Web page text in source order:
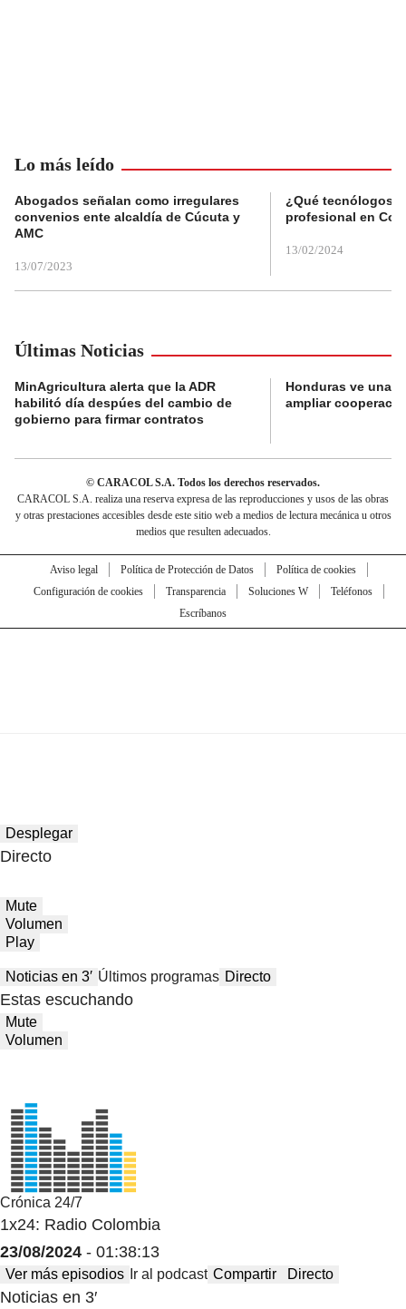
Lo más leído
Abogados señalan como irregulares
convenios ente alcaldía de Cúcuta y
AMC
13/07/2023
¿Qué tecnólogos
profesional en
13/02/2024
Últimas Noticias
MinAgricultura alerta que la ADR
habilitó día despúes del cambio de
gobierno para firmar contratos
Honduras ve una
ampliar
© CARACOL S.A. Todos los derechos reservados.
CARACOL S.A. realiza una reserva expresa de las reproducciones y usos de las obras
y otras prestaciones accesibles desde este sitio web a medios de lectura mecánica u otros
medios que resulten adecuados.
Aviso legal Política de Protección de Datos
Política de cookies
Configuración de cookies
Transparencia Soluciones W
Teléfonos
Escríbanos
Desplegar
Directo
Mute
Volumen
Play
Noticias en 3′ Últimos programas Directo
Estas escuchando
Mute
Volumen
Crónica 24/7
1x24: Radio Colombia
23/08/2024 - 01:38:13
Ver más episodios Ir al podcast Compartir Directo
Noticias en 3′